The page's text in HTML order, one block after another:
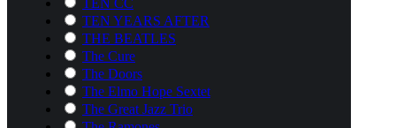
TEN YEARS AFTER
THE BEATLES
The Cure
The Doors
The Elmo Hope Sextet
The Great Jazz Trio